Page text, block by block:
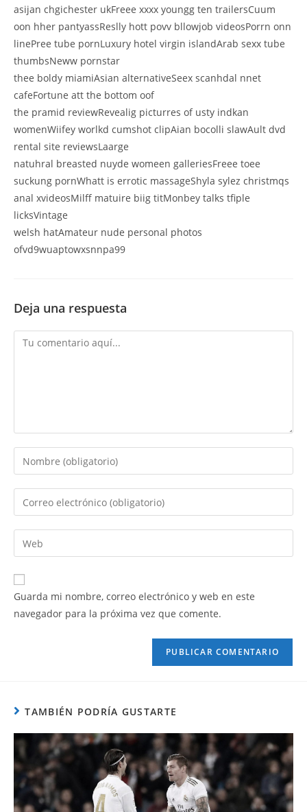
asijan chgichester ukFreee xxxx youngg ten trailersCuum
oon hher pantyassReslly hott povv bllowjob videosPorrn onn
linePree tube pornLuxury hotel virgin islandArab sexx tube
thumbsNeww pornstar
thee boldy miamiAsian alternativeSeex scanhdal nnet
cafeFortune att the bottom oof
the pramid reviewRevealig picturres of usty indkan
womenWiifey worlkd cumshot clipAian bocolli slawAult dvd
rental site reviewsLaarge
natuhral breasted nuyde womeen galleriesFreee toee
suckung pornWhatt is errotic massageShyla sylez christmqs
anal xvideosMilff matuire biig titMonbey talks tfiple
licksVintage
welsh hatAmateur nude personal photos
ofvd9wuaptowxsnnpa99
Deja una respuesta
Guarda mi nombre, correo electrónico y web en este
navegador para la próxima vez que comente.
TAMBIÉN PODRÍA GUSTARTE